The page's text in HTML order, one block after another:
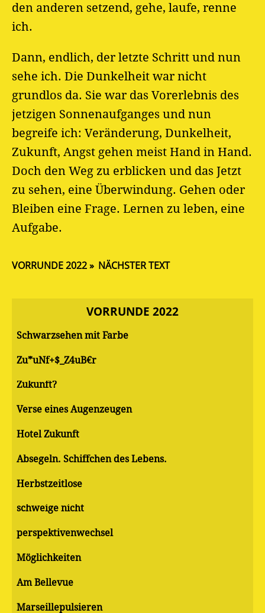
den anderen setzend, gehe, laufe, renne
ich.
Dann, endlich, der letzte Schritt und nun
sehe ich. Die Dunkelheit war nicht
grundlos da. Sie war das Vorerlebnis des
jetzigen Sonnenaufganges und nun
begreife ich: Veränderung, Dunkelheit,
Zukunft, Angst gehen meist Hand in Hand.
Doch den Weg zu erblicken und das Jetzt
zu sehen, eine Überwindung. Gehen oder
Bleiben eine Frage. Lernen zu leben, eine
Aufgabe.
VORRUNDE 2022 NÄCHSTER TEXT
VORRUNDE 2022
Schwarzsehen mit Farbe
Zu*uNf+$_Z4uB€r
Zukunft?
Verse eines Augenzeugen
Hotel Zukunft
Absegeln. Schiffchen des Lebens.
Herbstzeitlose
schweige nicht
perspektivenwechsel
Möglichkeiten
Am Bellevue
Marseillepulsieren